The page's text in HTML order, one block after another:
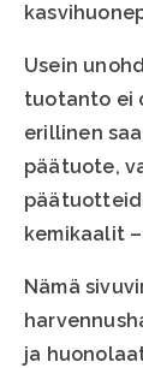
Usein
tuotanto ei
erillinen
päätuote,
kemikaalit
Nämä
ja